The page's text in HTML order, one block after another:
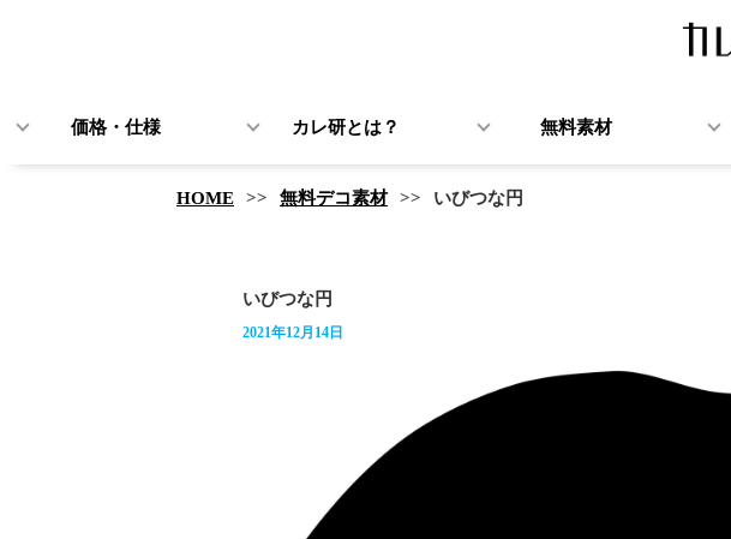
価格・仕様 カレ研とは？ 無料素材
HOME 無料デコ素材 いびつな円
いびつな円
2021年12月14日